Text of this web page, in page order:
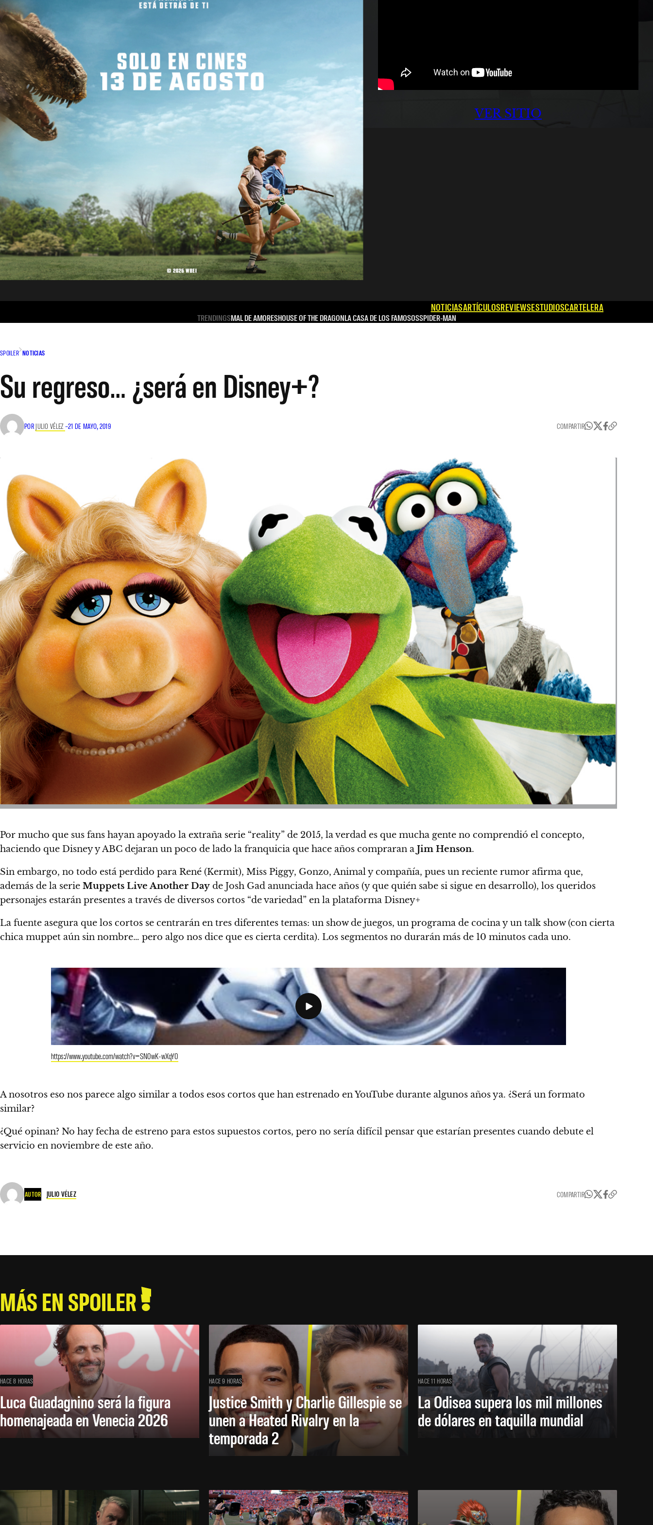
VER SITIO
NOTICIASARTÍCULOSREVIEWSESTUDIOSCARTELERA
TRENDINGSMAL DE AMORESHOUSE OF THE DRAGONLA CASA DE LOS FAMOSOSSPIDER-MAN
SPOILER NOTICIAS
Su regreso… ¿será en Disney+?
POR JULIO VÉLEZ –21 DE MAYO, 2019 COMPARTIR
Por mucho que sus fans hayan apoyado la extraña serie “reality” de 2015, la verdad es que mucha gente no comprendió el concepto,
haciendo que Disney y ABC dejaran un poco de lado la franquicia que hace años compraran a Jim Henson.
Sin embargo, no todo está perdido para René (Kermit), Miss Piggy, Gonzo, Animal y compañía, pues un reciente rumor afirma que,
además de la serie Muppets Live Another Day de Josh Gad anunciada hace años (y que quién sabe si sigue en desarrollo), los queridos
personajes estarán presentes a través de diversos cortos “de variedad” en la plataforma Disney+
La fuente asegura que los cortos se centrarán en tres diferentes temas: un show de juegos, un programa de cocina y un talk show (con cierta
chica muppet aún sin nombre… pero algo nos dice que es cierta cerdita). Los segmentos no durarán más de 10 minutos cada uno.
https://www.youtube.com/watch?v=SN0wK-wXqY0
A nosotros eso nos parece algo similar a todos esos cortos que han estrenado en YouTube durante algunos años ya. ¿Será un formato
similar?
¿Qué opinan? No hay fecha de estreno para estos supuestos cortos, pero no sería difícil pensar que estarían presentes cuando debute el
servicio en noviembre de este año.
AUTOR JULIO VÉLEZ COMPARTIR
MÁS EN SPOILER
HACE 8 HORAS
Luca Guadagnino será la figura
homenajeada en Venecia 2026
HACE 9 HORAS
Justice Smith y Charlie Gillespie se
unen a Heated Rivalry en la
temporada 2
HACE 11 HORAS
La Odisea supera los mil millones
de dólares en taquilla mundial